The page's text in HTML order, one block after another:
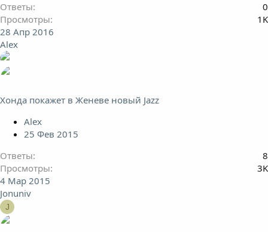
Ответы
0
Просмотры
1K
28 Апр 2016
Alex
Хонда покажет в Женеве новый Jazz
Alex
25 Фев 2015
Ответы
8
Просмотры
3K
4 Мар 2015
Jonuniv
J